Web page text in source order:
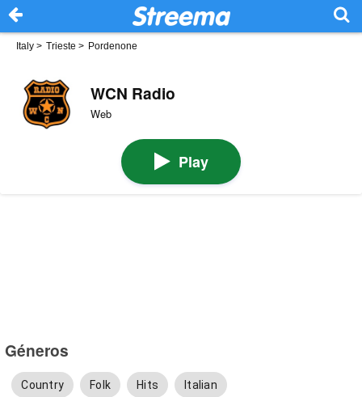
Italy > Trieste > Pordenone
WCN Radio
Web
Play
Géneros
Country Folk Hits Italian